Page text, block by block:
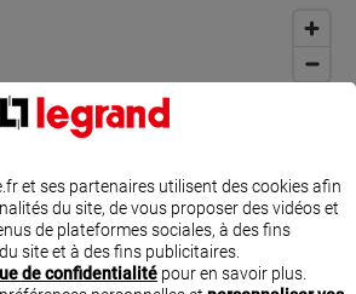
et ses partenaires utilisent des cookies afin
du site, de vous proposer des vidéos et
de plateformes sociales, à des fins
site et à des fins publicitaires.
de confidentialité pour en savoir plus.